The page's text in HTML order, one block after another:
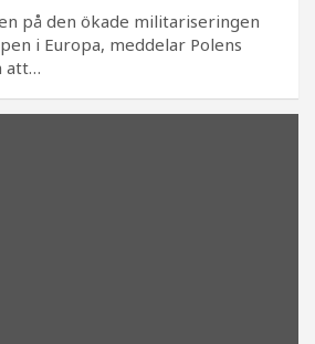
på den ökade militariseringen
i Europa, meddelar Polens
att…